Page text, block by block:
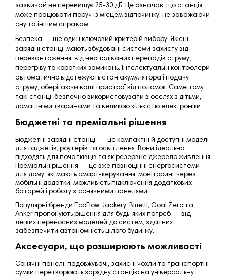
зазвичай не перевищує 25–30 дБ. Це означає, що станція
може працювати поруч із місцем відпочинку, не заважаючи
сну та іншим справам.
Безпека — ще один ключовий критерій вибору. Якісні
зарядні станції мають вбудовані системи захисту від
перевантаження, від несподіваних перепадів струму,
перегріву та коротких замикань. Інтелектуальні контролери
автоматично відстежують стан акумулятора і подачу
струму, оберігаючи ваші пристрої від поломок. Саме тому
такі станції безпечно використовувати в оселях з дітьми,
домашніми тваринами та великою кількістю електроніки.
Бюджетні та преміальні рішення
Бюджетні зарядні станції — це компактні й доступні моделі
для гаджетів, роутерів та освітлення. Вони ідеально
підходять для початківців та як резервне джерело живлення.
Преміальні рішення — це вже повноцінні енергосистеми
для дому, які мають смарт-керування, моніторинг через
мобільні додатки, можливість підключення додаткових
батарей і роботу з сонячними панелями.
Популярні бренди EcoFlow, Jackery, Bluetti, Goal Zero та
Anker пропонують рішення для будь-яких потреб — від
легких переносних моделей до систем, здатних
забезпечити автономність цілого будинку.
Аксесуари, що розширюють можливості
Сонячні панелі, подовжувачі, захисні чохли та транспортні
сумки перетворюють зарядну станцію на універсальну